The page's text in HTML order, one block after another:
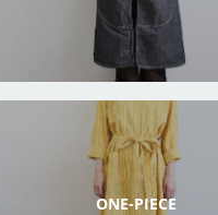
ONE-PIECE